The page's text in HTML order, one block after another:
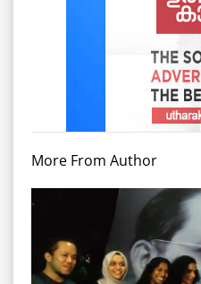
More From Author